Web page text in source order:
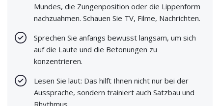
Mundes, die Zungenposition oder die Lippenform
nachzuahmen. Schauen Sie TV, Filme, Nachrichten.
Sprechen Sie anfangs bewusst langsam, um sich
auf die Laute und die Betonungen zu
konzentrieren.
Lesen Sie laut: Das hilft Ihnen nicht nur bei der
Aussprache, sondern trainiert auch Satzbau und
Rhythmus.